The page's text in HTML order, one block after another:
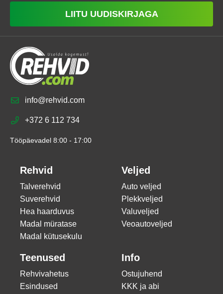
LIITU UUDISKIRJAGA
info@rehvid.com
+372 6 112 734
Tööpäevadel 8:00 - 17:00
Rehvid
Talverehvid
Suverehvid
Hea haarduvus
Madal müratase
Madal kütusekulu
Veljed
Auto veljed
Plekkveljed
Valuveljed
Veoautoveljed
Teenused
Rehvivahetus
Esindused
Info
Ostujuhend
KKK ja abi